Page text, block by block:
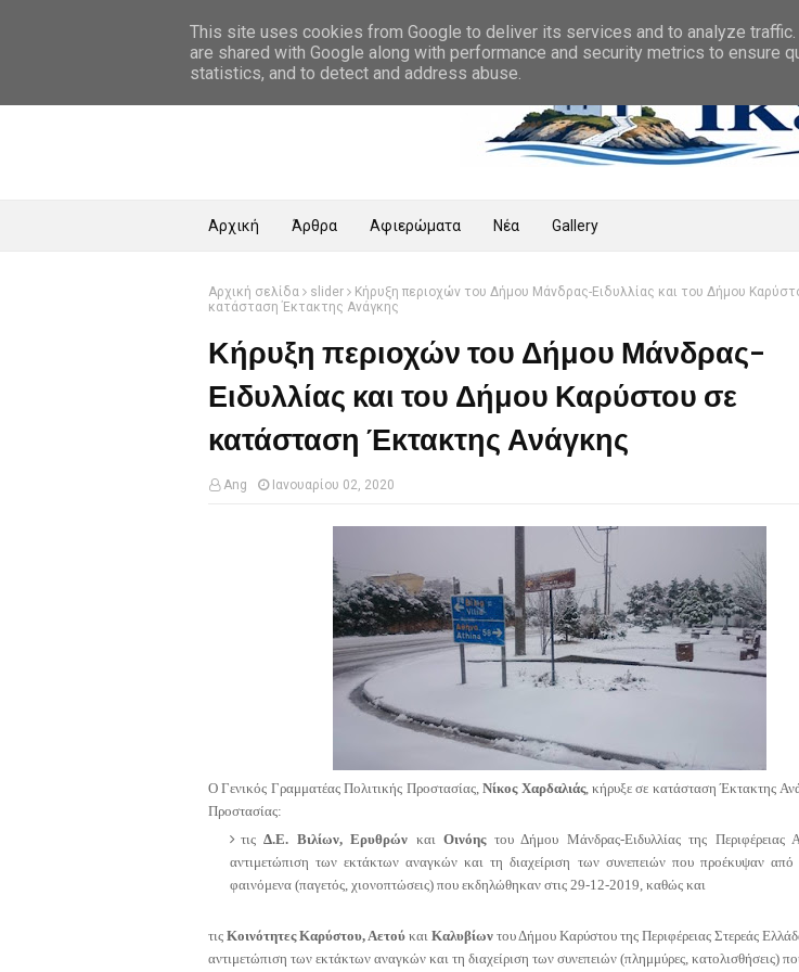
Αρχική Άρθρα Αφιερώματα Νέα Gallery
Αρχική σελίδα slider
Κήρυξη περιοχών του Δήμου Μάνδρας-Ειδυλλίας και του Δήμου
κατάσταση Έκτακτης Ανάγκης
Κήρυξη περιοχών του Δήμου Μάνδρας-
Ειδυλλίας και του Δήμου Καρύστου σε
κατάσταση Έκτακτης Ανάγκης
Ang Ιανουαρίου 02, 2020
Ο Γενικός Γραμματέας Πολιτικής Προστασίας,Νίκος Χαρδαλιάς, κήρυξε σε κατάσταση Έκτακτης
Προστασίας:
τιςΔ.Ε. Βιλίων, Ερυθρών καιΟινόηςτου Δήμου Μάνδρας-Ειδυλλίας της Περιφέρειας
αντιμετώπιση των εκτάκτων αναγκών και τη διαχείριση των συνεπειών που προέκυψαν από
φαινόμενα (παγετός, χιονοπτώσεις) που εκδηλώθηκαν στις 29-12-2019, καθώς και
τις Κοινότητες Καρύστου, Αετού και Καλυβίων του Δήμου Καρύστου της Περιφέρειας Στερεάς
αντιμετώπιση των εκτάκτων αναγκών και τη διαχείριση των συνεπειών (πλημμύρες, κατολισθήσεις)
This site uses cookies from Google to deliver its services and to analyze
are shared with Google along with performance and security metrics to ensure
statistics, and to detect and address abuse.